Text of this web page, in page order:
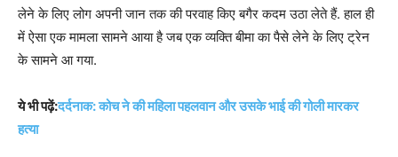
लेने के लिए लोग अपनी जान तक की परवाह किए बगैर कदम उठा लेते हैं. हाल ही
में ऐसा एक मामला सामने आया है जब एक व्यक्ति बीमा का पैसे लेने के लिए ट्रेन
के सामने आ गया.
ये भी पढ़ें:दर्दनाक: कोच ने की महिला पहलवान और उसके भाई की गोली मारकर
हत्या